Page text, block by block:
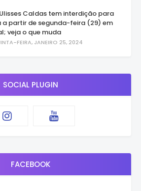
Caldas tem interdição para
a partir de segunda-feira (29) em
veja o que muda
FEIRA, JANEIRO 25, 2024
SOCIAL PLUGIN
FACEBOOK